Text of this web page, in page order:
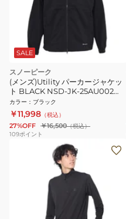
SALE
スノーピーク
(メンズ)Utility パーカージャケッ
ト BLACK NSD-JK-25AU002
019
カラー ： ブラック
￥11,998 （税込）
27%OFF ￥16,500（税込）
109ポイント